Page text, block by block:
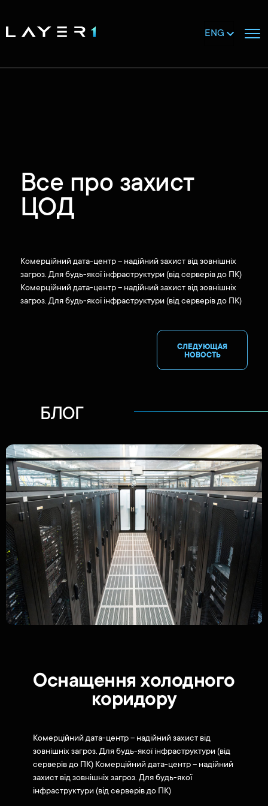
ENG
Все про захист
ЦОД
Комерційний дата-центр – надійний захист від зовнішніх
загроз. Для будь-якої інфраструктури (від серверів до ПК)
Комерційний дата-центр – надійний захист від зовнішніх
загроз. Для будь-якої інфраструктури (від серверів до ПК)
СЛЕДУЮЩАЯ
НОВОСТЬ
БЛОГ
Оснащення холодного
коридору
Комерційний дата-центр – надійний захист від
зовнішніх загроз. Для будь-якої інфраструктури (від
серверів до ПК) Комерційний дата-центр – надійний
захист від зовнішніх загроз. Для будь-якої
інфраструктури (від серверів до ПК)